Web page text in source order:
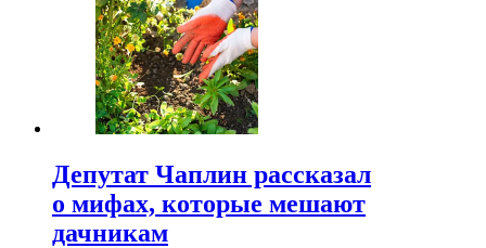
Депутат Чаплин рассказал
о мифах, которые мешают
дачникам